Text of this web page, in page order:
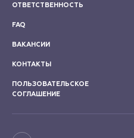
ОТВЕТСТВЕННОСТЬ
FAQ
ВАКАНСИИ
КОНТАКТЫ
ПОЛЬЗОВАТЕЛЬСКОЕ
СОГЛАШЕНИЕ